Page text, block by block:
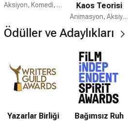
Aksiyon, Komedi, Suç
Kaos Teorisi
Animasyon, Aksiyon, Bilim Kurgu
Ödüller ve Adaylıkları
Yazarlar Birliği
Bağımsız Ruh